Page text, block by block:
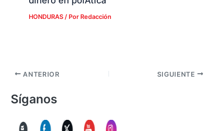
HONDURAS/ Por Redacción
ANTERIOR SIGUIENTE
Síganos